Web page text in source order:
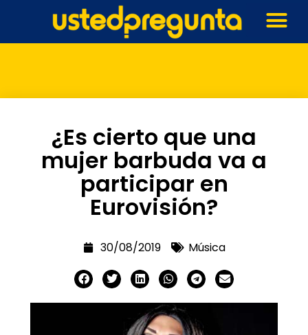
¿Es cierto que una
mujer barbuda va a
participar en
Eurovisión?
30/08/2019 Música